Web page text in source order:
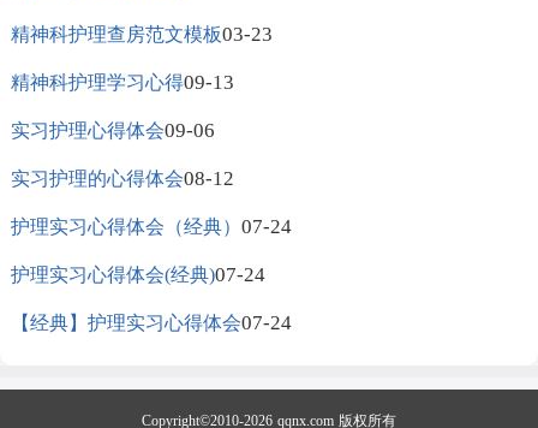
精神科护理查房范文模板03-23
精神科护理学习心得09-13
实习护理心得体会09-06
实习护理的心得体会08-12
护理实习心得体会（经典） 07-24
护理实习心得体会(经典)07-24
【经典】护理实习心得体会07-24
Copyright©2010-2026 qqnx.com 版权所有